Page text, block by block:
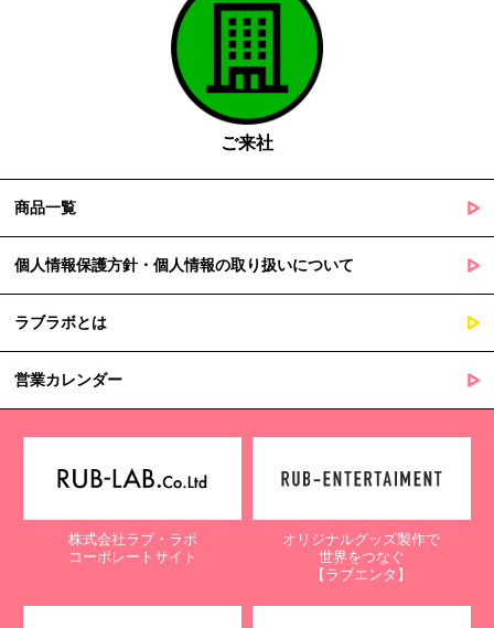
がある場合であって、本人の同意を得る事が困難であるとき
国の機関若しくは地方公共団体又はその委託を受けた者が法令
の定める事務を遂行することに対して協力する必要がある場合
であって、本人の同意を得ることによって当該事務の遂行に支
障を及ぼすおそれがあるとき
当社は個人情報の取扱業務の全部または一部を外部に業務委託する
その際、弊社は、個人情報を適切に保護できる管理体制を敷き実行
していることを条件として委託先を厳選したうえで、機密保持契約
を委託先と締結し、お客様の個人情報を厳密に管理させます。
６. 個人情報（保有個人データを含む）の利用目的通知、開示・訂
正等、利用停止等の請求
情報の利用目的の通知、開示、訂正・追加・削除、利用停止・消去
たします。これらの請求は、次の窓口にて受け付けております。
〒761-0323 香川県高松市亀田町90-1
株式会社ラブ・ラボ
電子メール：info@rub-lab.com
ご来社
商品一覧
個人情報保護方針・個人情報の取り扱いについて
ラブラボとは
営業カレンダー
株式会社ラブ・ラボ
コーポレートサイト
オリジナルグッズ製作で
世界をつなぐ
【ラブエンタ】